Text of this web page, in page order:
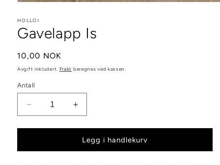
1
modal
HOLLOI
Gavelapp Is
Vanlig
pris
10,00 NOK
Avgift inkludert. Frakt beregnes ved kassen.
Antall
antallet
for
Is
Øk
antallet
for
Gavelapp
Is
Legg i handlekurv